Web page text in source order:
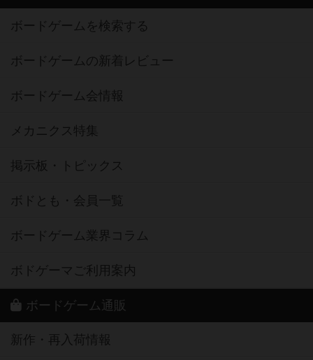
ボードゲームを検索する
ボードゲームの新着レビュー
ボードゲーム会情報
メカニクス特集
掲示板・トピックス
ボドとも・会員一覧
ボードゲーム業界コラム
ボドゲーマご利用案内
ボードゲーム通販
新作・再入荷情報